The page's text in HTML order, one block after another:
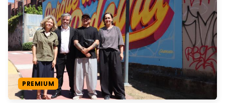
PREMIUM